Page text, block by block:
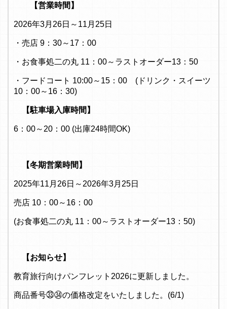
【営業時間】
2026年3月26日～11月25日
・売店 9：30～17：00
・お食事処二の丸 11：00～ラストオーダー13：50
・フードコート 10:00～15：00 (ドリンク・スイーツ
10：00～16：30)
【駐車場入庫時間】
6：00～20：00 (出庫24時間OK)
【冬期営業時間】
2025年11月26日～2026年3月25日
売店 10：00～16：00
(お食事処二の丸 11：00～ラストオーダー13：50)
【お知らせ】
教育旅行向けパンフレット2026に更新しました。
商品番号㉝㉞の価格改定をいたしました。(6/1)